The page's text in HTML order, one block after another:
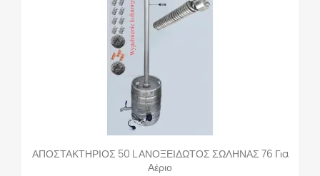
ΑΠΟΣΤΑΚΤΗΡΙΟΣ 50 L ΑΝΟΞΕΙΔΩΤΟΣ ΣΩΛΗΝΑΣ 76 Για
Αέριο